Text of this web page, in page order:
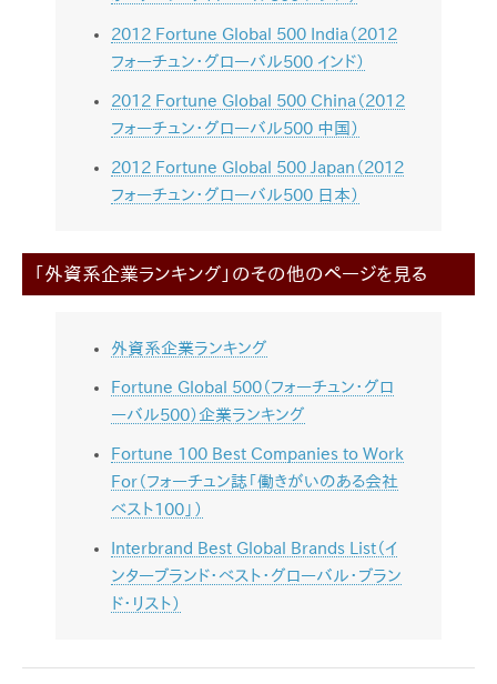
2012 Fortune Global 500 India（2012
フォーチュン・グローバル500 インド）
2012 Fortune Global 500 China（2012
フォーチュン・グローバル500 中国）
2012 Fortune Global 500 Japan（2012
フォーチュン・グローバル500 日本）
「外資系企業ランキング」のその他のページを見る
外資系企業ランキング
Fortune Global 500（フォーチュン・グロ
ーバル500）企業ランキング
Fortune 100 Best Companies to Work
For（フォーチュン誌「働きがいのある会社
ベスト100」）
Interbrand Best Global Brands List（イ
ンターブランド・ベスト・グローバル・ブラン
ド・リスト）